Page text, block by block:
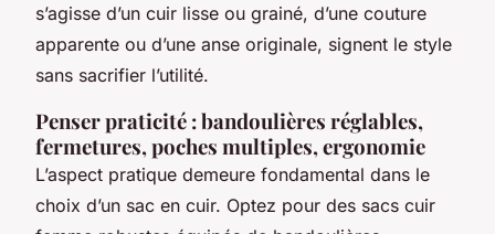
s’agisse d’un cuir lisse ou grainé, d’une couture
apparente ou d’une anse originale, signent le style
sans sacrifier l’utilité.
Penser praticité : bandoulières réglables,
fermetures, poches multiples, ergonomie
L’aspect pratique demeure fondamental dans le
choix d’un sac en cuir. Optez pour des sacs cuir